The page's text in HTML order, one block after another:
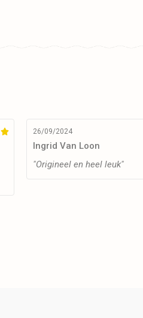
 26/09/2024
Ingrid Van Loon
"Origineel en heel leuk"